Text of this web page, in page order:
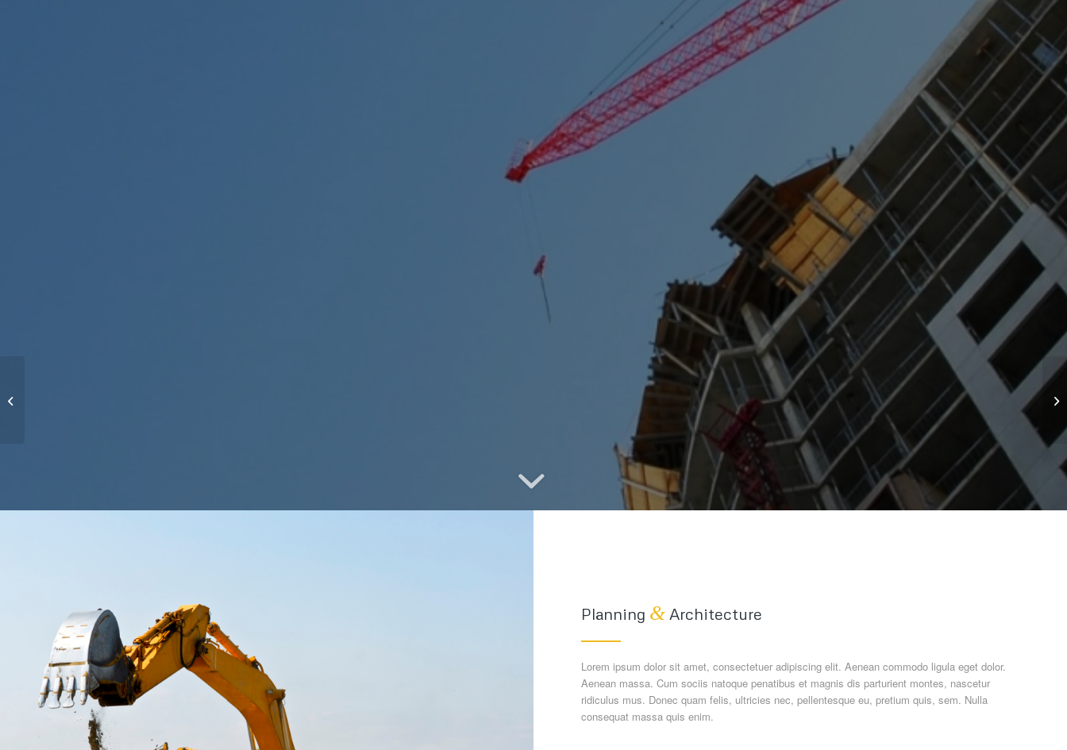
Planning & Architecture
Lorem ipsum dolor sit amet, consectetuer adipiscing elit. Aenean commodo ligula eget dolor.
Aenean massa. Cum sociis natoque penatibus et magnis dis parturient montes, nascetur
ridiculus mus. Donec quam felis, ultricies nec, pellentesque eu, pretium quis, sem. Nulla
consequat massa quis enim.